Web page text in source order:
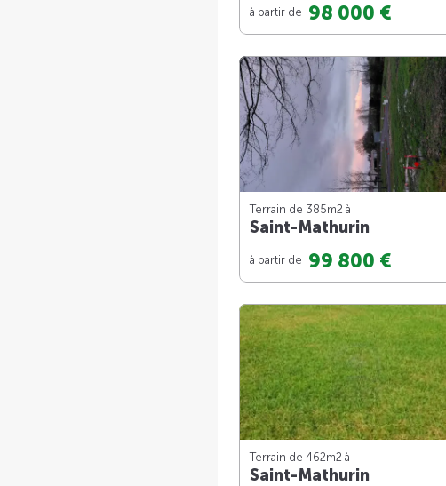
à partir de 98 000 €
Terrain de 385m2 à
Saint-Mathurin
à partir de 99 800 €
Terrain de 462m2 à
Saint-Mathurin